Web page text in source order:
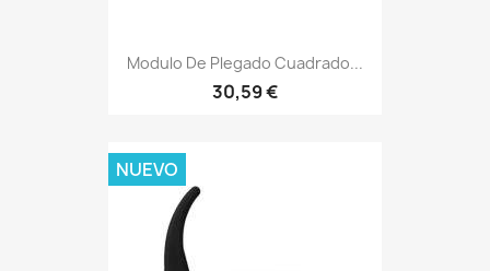
Modulo De Plegado Cuadrado...
30,59 €
NUEVO